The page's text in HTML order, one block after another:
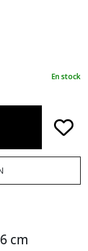
En stock
cm